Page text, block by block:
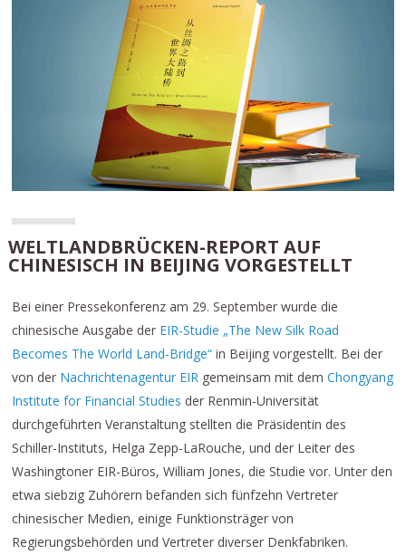
WELTLANDBRÜCKEN-REPORT AUF
CHINESISCH IN BEIJING VORGESTELLT
Bei einer Pressekonferenz am 29. September wurde die
chinesische Ausgabe der EIR-Studie „The New Silk Road
Becomes The World Land-Bridge“ in Beijing vorgestellt. Bei der
von der Nachrichtenagentur EIR gemeinsam mit demChongyang
Institute for Financial Studies der Renmin-Universität
durchgeführten Veranstaltung stellten die Präsidentin des
Schiller-Instituts, Helga Zepp-LaRouche, und der Leiter des
Washingtoner EIR-Büros, William Jones, die Studie vor. Unter den
etwa siebzig Zuhörern befanden sich fünfzehn Vertreter
chinesischer Medien, einige Funktionsträger von
Regierungsbehörden und Vertreter diverser Denkfabriken.